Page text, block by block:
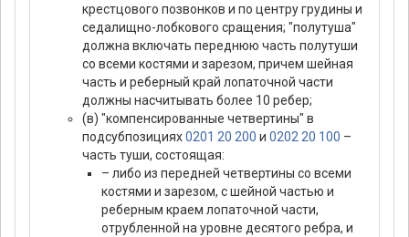
крестцового позвонков и по центру грудины и
седалищно-лобкового сращения; "полутуша"
должна включать переднюю часть полутуши
со всеми костями и зарезом, причем шейная
часть и реберный край лопаточной части
должны насчитывать более 10 ребер;
(в) "компенсированные четвертины" в
подсубпозициях0201 20 200 и 0202 20 100 –
часть туши, состоящая:
– либо из передней четвертины со всеми
костями и зарезом, с шейной частью и
реберным краем лопаточной части,
отрубленной на уровне десятого ребра, и